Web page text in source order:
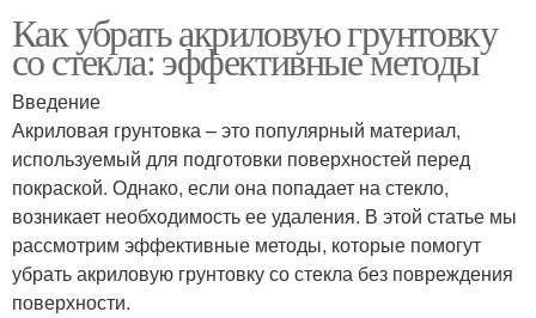
Как убрать акриловую грунтовку
со стекла: эффективные методы
Введение
Акриловая грунтовка – это популярный материал,
используемый для подготовки поверхностей перед
покраской. Однако, если она попадает на стекло,
возникает необходимость ее удаления. В этой статье мы
рассмотрим эффективные методы, которые помогут
убрать акриловую грунтовку со стекла без повреждения
поверхности.